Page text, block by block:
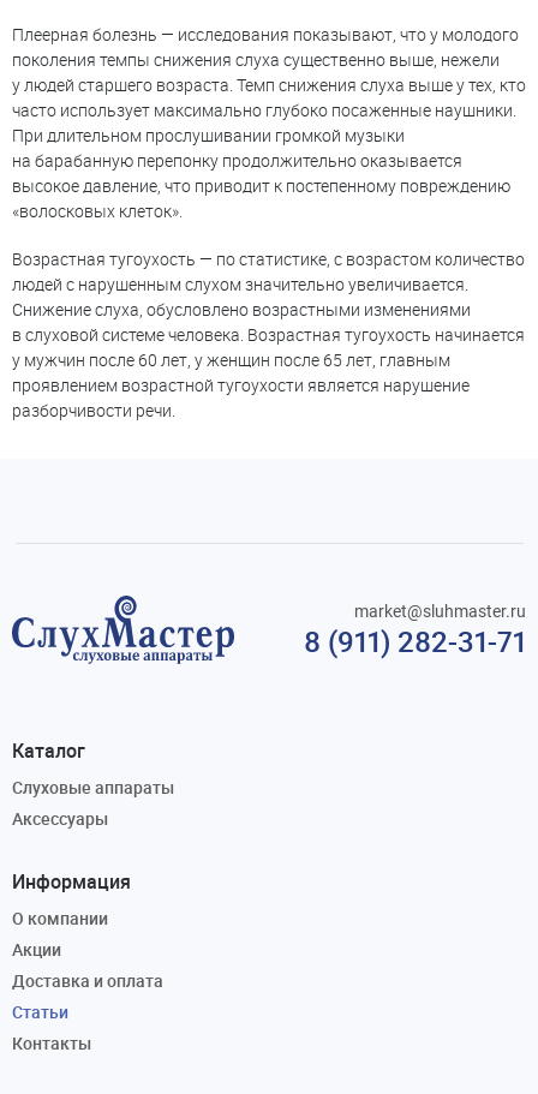
Плеерная болезнь — исследования показывают, что у молодого
поколения темпы снижения слуха существенно выше, нежели
у людей старшего возраста. Темп снижения слуха выше у тех, кто
часто использует максимально глубоко посаженные наушники.
При длительном прослушивании громкой музыки
на барабанную перепонку продолжительно оказывается
высокое давление, что приводит к постепенному повреждению
«волосковых клеток».
Возрастная тугоухость — по статистике, с возрастом количество
людей с нарушенным слухом значительно увеличивается.
Снижение слуха, обусловлено возрастными изменениями
в слуховой системе человека. Возрастная тугоухость начинается
у мужчин после 60 лет, у женщин после 65 лет, главным
проявлением возрастной тугоухости является нарушение
разборчивости речи.
8 (911) 282-31-71
market@sluhmaster.ru
Каталог
Слуховые аппараты
Аксессуары
Информация
О компании
Акции
Доставка и оплата
Статьи
Контакты